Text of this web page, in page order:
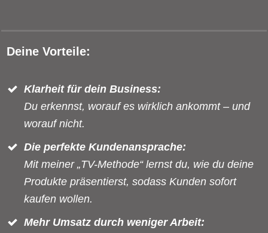
Deine Vorteile:
Klarheit für dein Business:
Du erkennst, worauf es wirklich ankommt – und
worauf nicht.
Die perfekte Kundenansprache:
Mit meiner „TV-Methode“ lernst du, wie du deine
Produkte präsentierst, sodass Kunden sofort
kaufen wollen.
Mehr Umsatz durch weniger Arbeit: